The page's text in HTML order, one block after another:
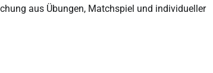
aus Übungen, Matchspiel und individueller